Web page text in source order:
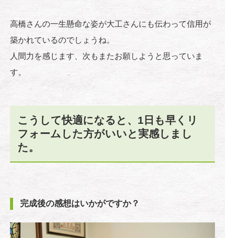
高橋さんの一生懸命な姿が大工さんにも伝わって信用が
築かれているのでしょうね。
人間力を感じます、次もまたお願しようと思っていま
す。
こうして快適になると、1日も早くリ
フォームした方がいいと実感しまし
た。
完成後の感想はいかがですか？